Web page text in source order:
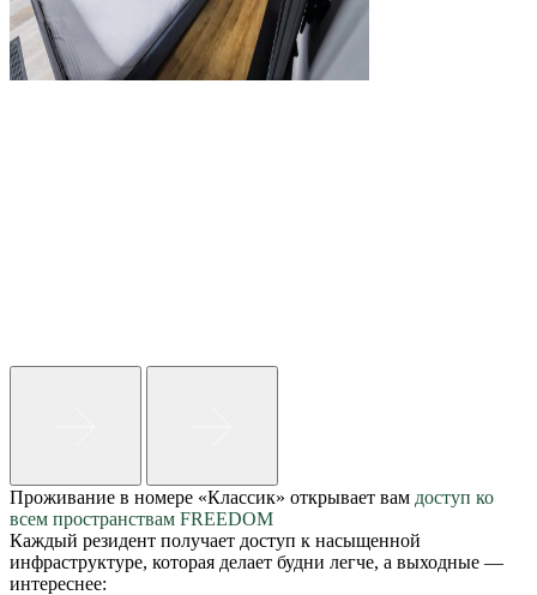
Проживание в номере «Классик» открывает вам доступ ко
всем пространствам FREEDOM
Каждый резидент получает доступ к насыщенной
инфраструктуре, которая делает будни легче, а выходные —
интереснее: